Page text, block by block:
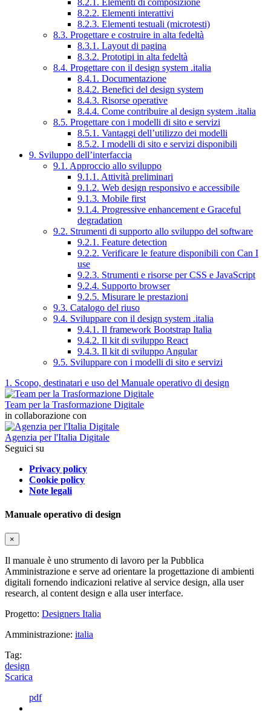
8.2.2. Elementi interattivi
8.2.3. Elementi testuali (microtesti)
8.3. Progettare e costruire in alta fedeltà
8.3.1. Layout di pagina
8.3.2. Prototipi in alta fedeltà
8.4. Progettare con il design system .italia
8.4.1. Documentazione
8.4.2. Benefici del design system
8.4.3. Risorse operative
8.4.4. Come contribuire al design system .italia
8.5. Progettare con i modelli di sito e servizi
8.5.1. Vantaggi dell’utilizzo dei modelli
8.5.2. I modelli di sito e servizi disponibili
9. Sviluppo dell’interfaccia
9.1. Approccio allo sviluppo
9.1.1. Attività preliminari
9.1.2. Web design responsivo e accessibile
9.1.3. Mobile first
9.1.4. Progressive enhancement e Graceful
degradation
9.2. Strumenti di supporto allo sviluppo del software
9.2.1. Feature detection
9.2.2. Verificare le feature disponibili con Can I
use
9.2.3. Strumenti e risorse per CSS e JavaScript
9.2.4. Supporto browser
9.2.5. Misurare le prestazioni
9.3. Catalogo del riuso
9.4. Sviluppare con il design system .italia
9.4.1. Il framework Bootstrap Italia
9.4.2. Il kit di sviluppo React
9.4.3. Il kit di sviluppo Angular
9.5. Sviluppare con i modelli di sito e servizi
1. Scopo, destinatari e uso del Manuale operativo di design
Team per la Trasformazione Digitale
in collaborazione con
Agenzia per l'Italia Digitale
Seguici su
Privacy policy
Cookie policy
Note legali
Manuale operativo di design
×
Il manuale è uno strumento di lavoro per la Pubblica
Amministrazione e serve ad orientare la progettazione di ambienti
digitali fornendo indicazioni relative al service design, alla user
research, al content design e alla user interface.
Progetto: Designers Italia
Amministrazione: italia
Tag:
design
Scarica
pdf